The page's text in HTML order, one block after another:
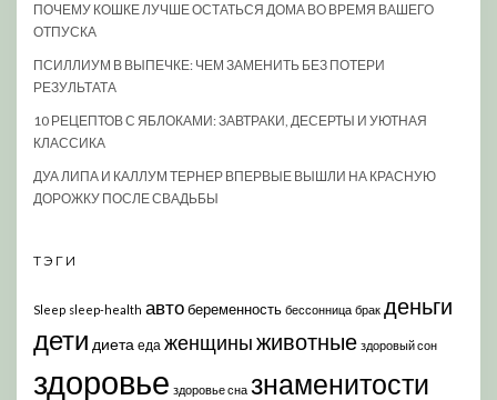
ПОЧЕМУ КОШКЕ ЛУЧШЕ ОСТАТЬСЯ ДОМА ВО ВРЕМЯ ВАШЕГО
ОТПУСКА
ПСИЛЛИУМ В ВЫПЕЧКЕ: ЧЕМ ЗАМЕНИТЬ БЕЗ ПОТЕРИ
РЕЗУЛЬТАТА
10 РЕЦЕПТОВ С ЯБЛОКАМИ: ЗАВТРАКИ, ДЕСЕРТЫ И УЮТНАЯ
КЛАССИКА
ДУА ЛИПА И КАЛЛУМ ТЕРНЕР ВПЕРВЫЕ ВЫШЛИ НА КРАСНУЮ
ДОРОЖКУ ПОСЛЕ СВАДЬБЫ
ТЭГИ
Sleep sleep-health автобеременность бессонница брак деньги
дети диета еда женщиныживотные здоровый сон
здоровье здоровье сна знаменитости